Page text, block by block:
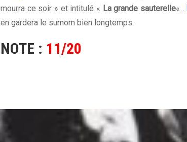
mourra ce soir » et intitulé « La grande sauterelle« .
en gardera le surnom bien longtemps.
NOTE : 11/20